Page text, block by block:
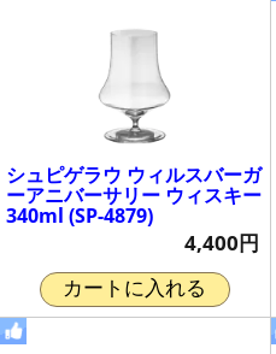
シュピゲラウ ウィルスバーガ
ーアニバーサリー ウィスキー
340ml (SP-4879)
4,400円
カートに入れる